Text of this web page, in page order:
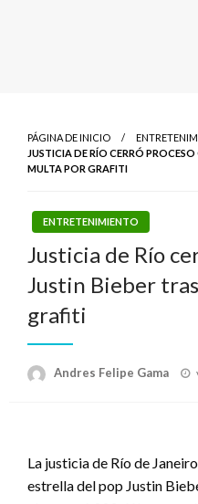
PÁGINA DE INICIO
JUSTICIA DE RÍO CERRÓ
MULTA POR GRAFITI
ENTRETENIMIENTO
Justicia de Río
Justin Bieber
grafiti
Andres Felipe Gama
La justicia de Río de
estrella del pop Justin